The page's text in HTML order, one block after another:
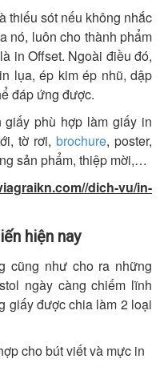
thiếu sót nếu không nhắc
nó, luôn cho thành phẩm
in Offset. Ngoài điều đó,
lụa, ép kim ép nhũ, dập
đáp ứng được.
phù hợp làm giấy in
tờ rơi,brochure, poster,
sản phẩm, thiệp mời,…
dich-vu/in-
hiện nay
cũng như cho ra những
ngày càng chiếm lĩnh
giấy được chia làm 2 loại
cho bút viết và mực in